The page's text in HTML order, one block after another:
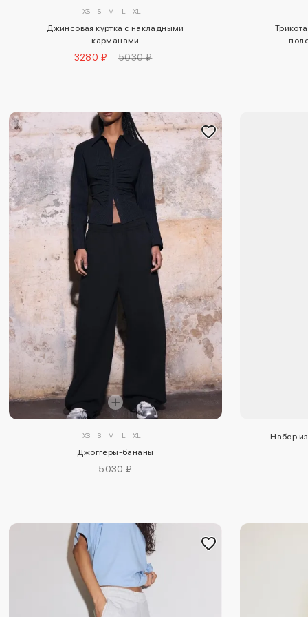
XS S M L XL
Джинсовая куртка с накладными
карманами
3280 ₽ 5030 ₽
XS S M L XL
Джоггеры-бананы
5030 ₽
Набор